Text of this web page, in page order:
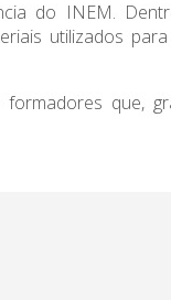
do INEM.
utilizados
que,